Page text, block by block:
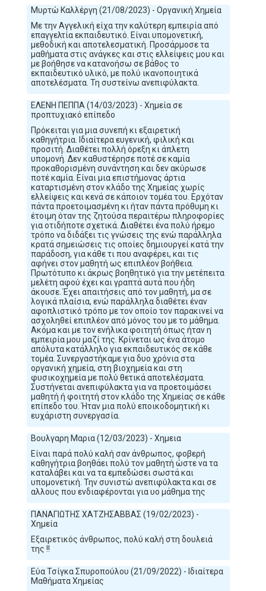
Μυρτώ Καλλέργη (21/08/2023) - Οργανική Χημεία
Με την Αγγελική είχα την καλύτερη εμπειρία από
επαγγελτία εκπαιδευτικό. Είναι υπομονετική,
μεθοδική και αποτελεσματική. Προσάρμοσε τα
μαθήματα στις ανάγκες και στις ελλείψεις μου και
με βοήθησε να κατανοήσω σε βάθος το
εκπαιδευτικό υλικό, με πολύ ικανοποιητικά
αποτελέσματα. Τη συστείνω ανεπιφύλακτα.
ΕΛΕΝΗ ΠΕΠΠΑ (14/03/2023) - Χημεία σε
προπτυχιακό επίπεδο
Πρόκειται για μια συνεπή κι εξαιρετική
καθηγήτρια. Ιδιαίτερα ευγενική, φιλική και
προσιτή. Διαθέτει πολλή όρεξη κι άπλετη
υπομονή. Δεν καθυστέρησε ποτέ σε καμία
προκαθορισμένη συνάντηση και δεν ακύρωσε
ποτέ καμία. Είναι μια επιστήμονας άρτια
καταρτισμένη στον κλάδο της Χημείας χωρίς
ελλείψεις και κενά σε κάποιον τομέα του. Ερχόταν
πάντα προετοιμασμένη κι ήταν πάντα πρόθυμη κι
έτοιμη όταν της ζητούσα περαιτέρω πληροφορίες
για οτιδήποτε σχετικά. Διαθέτει ένα πολύ ήρεμο
τρόπο να διδάξει τις γνώσεις της ενώ παράλληλα
κρατά σημειώσεις τις οποίες δημιουργεί κατά την
παράδοση, για κάθε τι που αναφέρει, και τις
αφήνει στον μαθητή ως επιπλέον βοήθεια.
Πρωτότυπο κι άκρως βοηθητικό για την μετέπειτα
μελέτη αφού έχει και γραπτά αυτά που ήδη
άκουσε. Έχει απαιτήσεις από τον μαθητή, μα σε
λογικά πλαίσια, ενώ παράλληλα διαθέτει έναν
αφοπλιστικό τρόπο με τον οποίο τον παρακινεί να
ασχοληθεί επιπλέον από μόνος του με το μάθημα.
Ακόμα και με τον ενήλικα φοιτητή όπως ήταν η
εμπειρία μου μαζί της. Κρίνεται ως ένα άτομο
απόλυτα κατάλληλο για εκπαιδευτικός σε κάθε
τομέα. Συνεργαστήκαμε για δυο χρόνια στα
οργανική χημεία, στη βιοχημεία και στη
φυσικοχημεία με πολύ θετικά αποτελέσματα.
Συστήνεται ανεπιφύλακτα για να προετοιμάσει
μαθητή ή φοιτητή στον κλάδο της Χημείας σε κάθε
επίπεδο του. Ήταν μια πολύ εποικοδομητική κι
ευχάριστη συνεργασία.
Βουλγαρη Μαρια (12/03/2023) - Χημεια
Είναι παρά πολύ καλή σαν άνθρωπος, φοβερή
καθηγήτρια βοηθάει πολύ τον μαθητή ώστε να τα
καταλάβει και να τα εμπεδώσει σωστά και
υπομονετική. Την συνιστώ ανεπιφύλακτα και σε
αλλους που ενδιαφέρονται για υο μάθημα της
ΠΑΝΑΓΙΩΤΗΣ ΧΑΤΖΗΣΑΒΒΑΣ (19/02/2023) -
Χημεία
Εξαιρετικός άνθρωπος, πολύ καλή στη δουλειά
της !!
Εύα Τσίγκα Σπυροπούλου (21/09/2022) - Ιδιαίτερα
Μαθήματα Χημείας